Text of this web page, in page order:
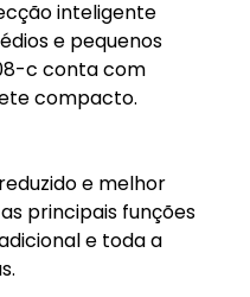
inteligente
e pequenos
c conta com
compacto.
e melhor
principais funções
e toda a